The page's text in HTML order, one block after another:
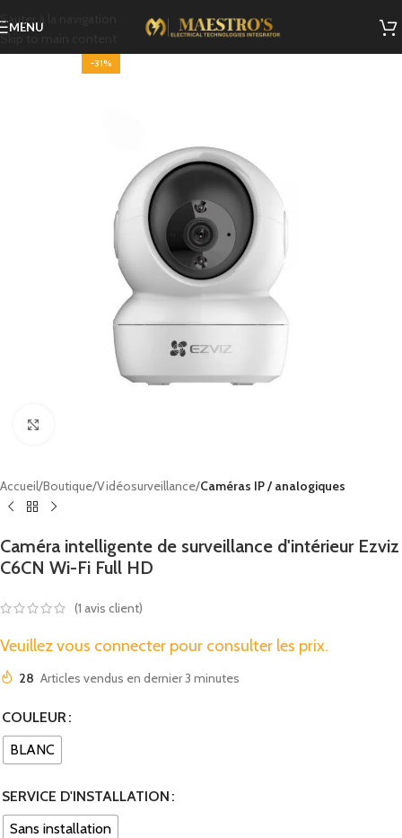
Sauter à la navigation
Skip to main content
MENU
-31%
Accueil Boutique Vidéosurveillance Caméras IP / analogiques
Caméra intelligente de surveillance d'intérieur Ezviz
C6CN Wi-Fi Full HD
(1 avis client)
Veuillez vous connecter pour consulter les prix.
28 Articles vendus en dernier 3 minutes
COULEUR
BLANC
SERVICE D'INSTALLATION
Sans installation